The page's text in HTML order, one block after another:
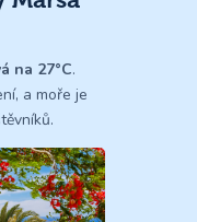
na 27°C.
a moře je